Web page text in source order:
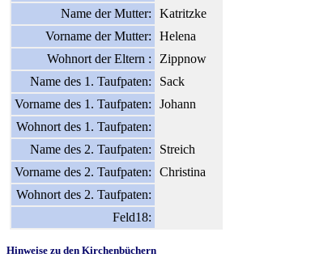
Name der Mutter:
Katritzke
Vorname der Mutter:
Helena
Wohnort der Eltern :
Zippnow
Name des 1. Taufpaten:
Sack
Vorname des 1. Taufpaten:
Johann
Wohnort des 1. Taufpaten:
Name des 2. Taufpaten:
Streich
Vorname des 2. Taufpaten:
Christina
Wohnort des 2. Taufpaten:
Feld18:
Hinweise zu den Kirchenbüchern